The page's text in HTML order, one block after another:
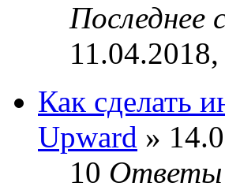
Последнее
Как сделать
Upward »
10 Ответы